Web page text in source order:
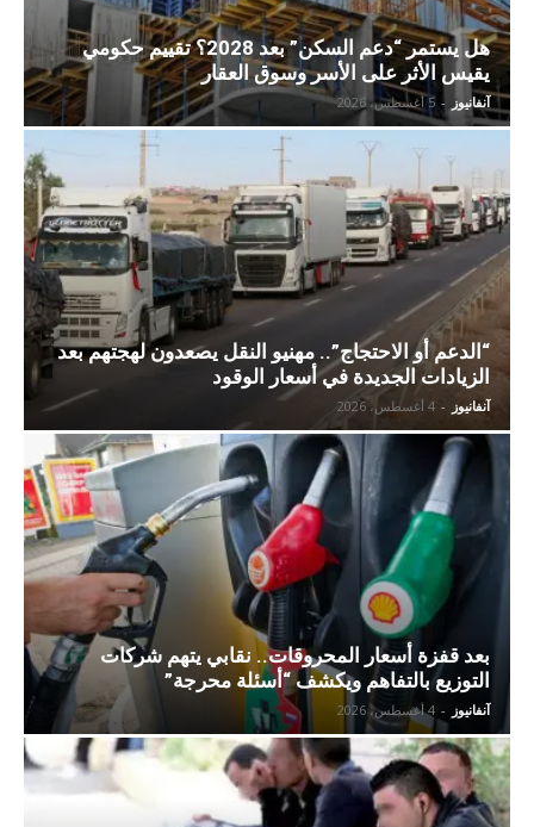
هل يستمر “دعم السكن” بعد 2028؟ تقييم حكومي
يقيس الأثر على الأسر وسوق العقار
آنفانيوز - 5 أغسطس، 2026
“الدعم أو الاحتجاج”.. مهنيو النقل يصعدون لهجتهم بعد
الزيادات الجديدة في أسعار الوقود
آنفانيوز - 4 أغسطس، 2026
بعد قفزة أسعار المحروقات.. نقابي يتهم شركات
التوزيع بالتفاهم ويكشف “أسئلة محرجة”
آنفانيوز - 4 أغسطس، 2026